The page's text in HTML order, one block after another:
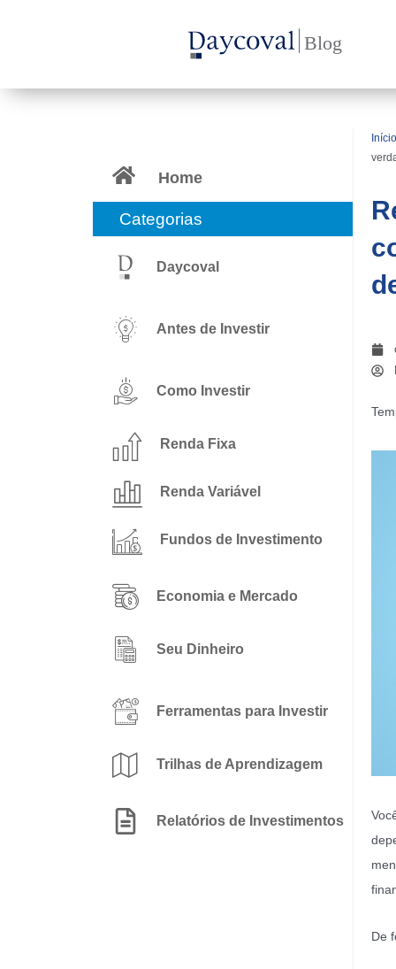
Home
Categorias
Daycoval
Antes de Investir
Como Investir
Renda Fixa
Renda Variável
Fundos de Investimento
Economia e Mercado
Seu Dinheiro
Ferramentas para Investir
Trilhas de Aprendizagem
Relatórios de Investimentos
Início
De